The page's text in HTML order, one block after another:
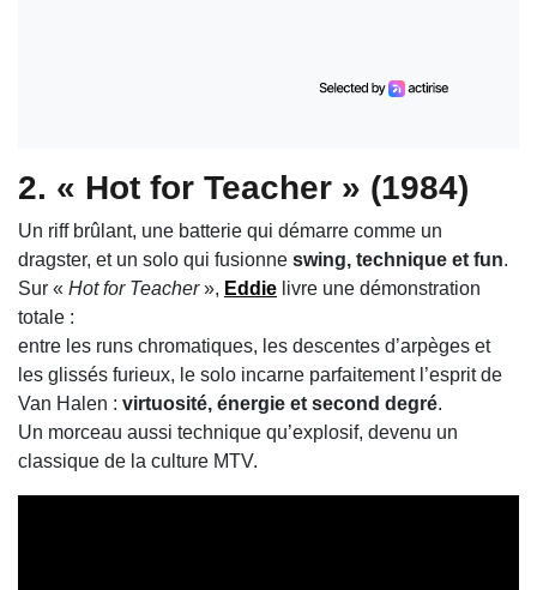
2. « Hot for Teacher » (1984)
Un riff brûlant, une batterie qui démarre comme un
dragster, et un solo qui fusionne swing, technique et fun.
Sur « Hot for Teacher», Eddie livre une démonstration
totale :
entre les runs chromatiques, les descentes d’arpèges et
les glissés furieux, le solo incarne parfaitement l’esprit de
Van Halen : virtuosité, énergie et second degré.
Un morceau aussi technique qu’explosif, devenu un
classique de la culture MTV.